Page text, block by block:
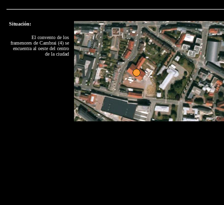
Situación:
El convento de los
framenores de Cambrai (4) se
encuentra al oeste del centro
de la ciudad